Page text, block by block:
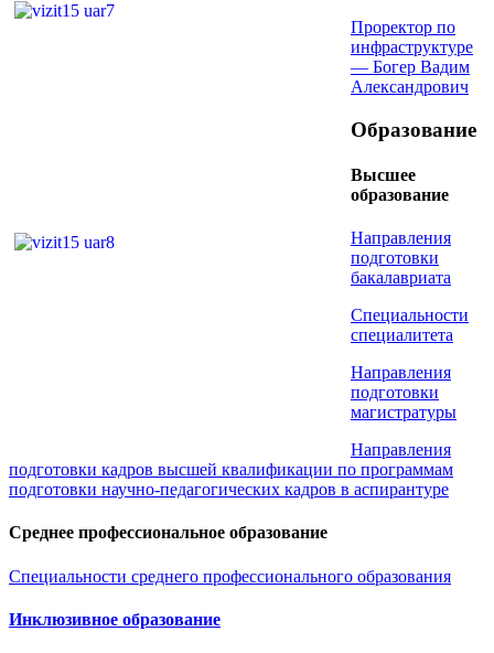
Проректор по
инфраструктуре
— Богер Вадим
Александрович
Образование
Высшее
образование
Направления
подготовки
бакалавриата
Специальности
специалитета
Направления
подготовки
магистратуры
Направления
подготовки кадров высшей квалификации по программам
подготовки научно-педагогических кадров в аспирантуре
Среднее профессиональное образование
Специальности среднего профессионального образования
Инклюзивное образование